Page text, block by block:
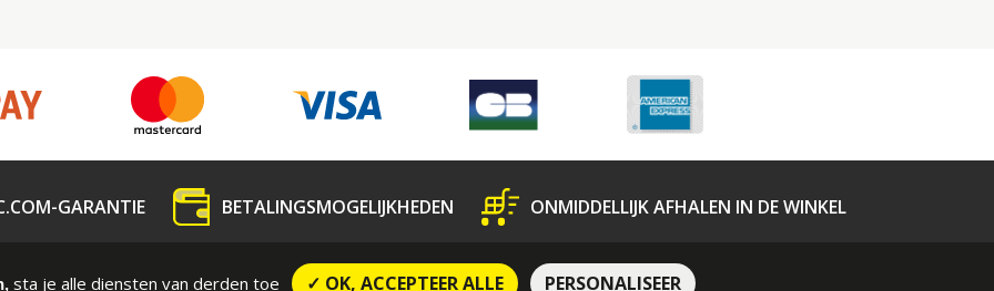
GARANTIE BETALINGSMOGELIJKHEDEN ONMIDDELLIJK AFHALEN IN DE WINKEL
CONTRACTUELE VOORWAARDEN
Bescherming van Persoonsgegevens
sta je alle diensten van derden toe ✓ OK, ACCEPTEER ALLE PERSONALISEER